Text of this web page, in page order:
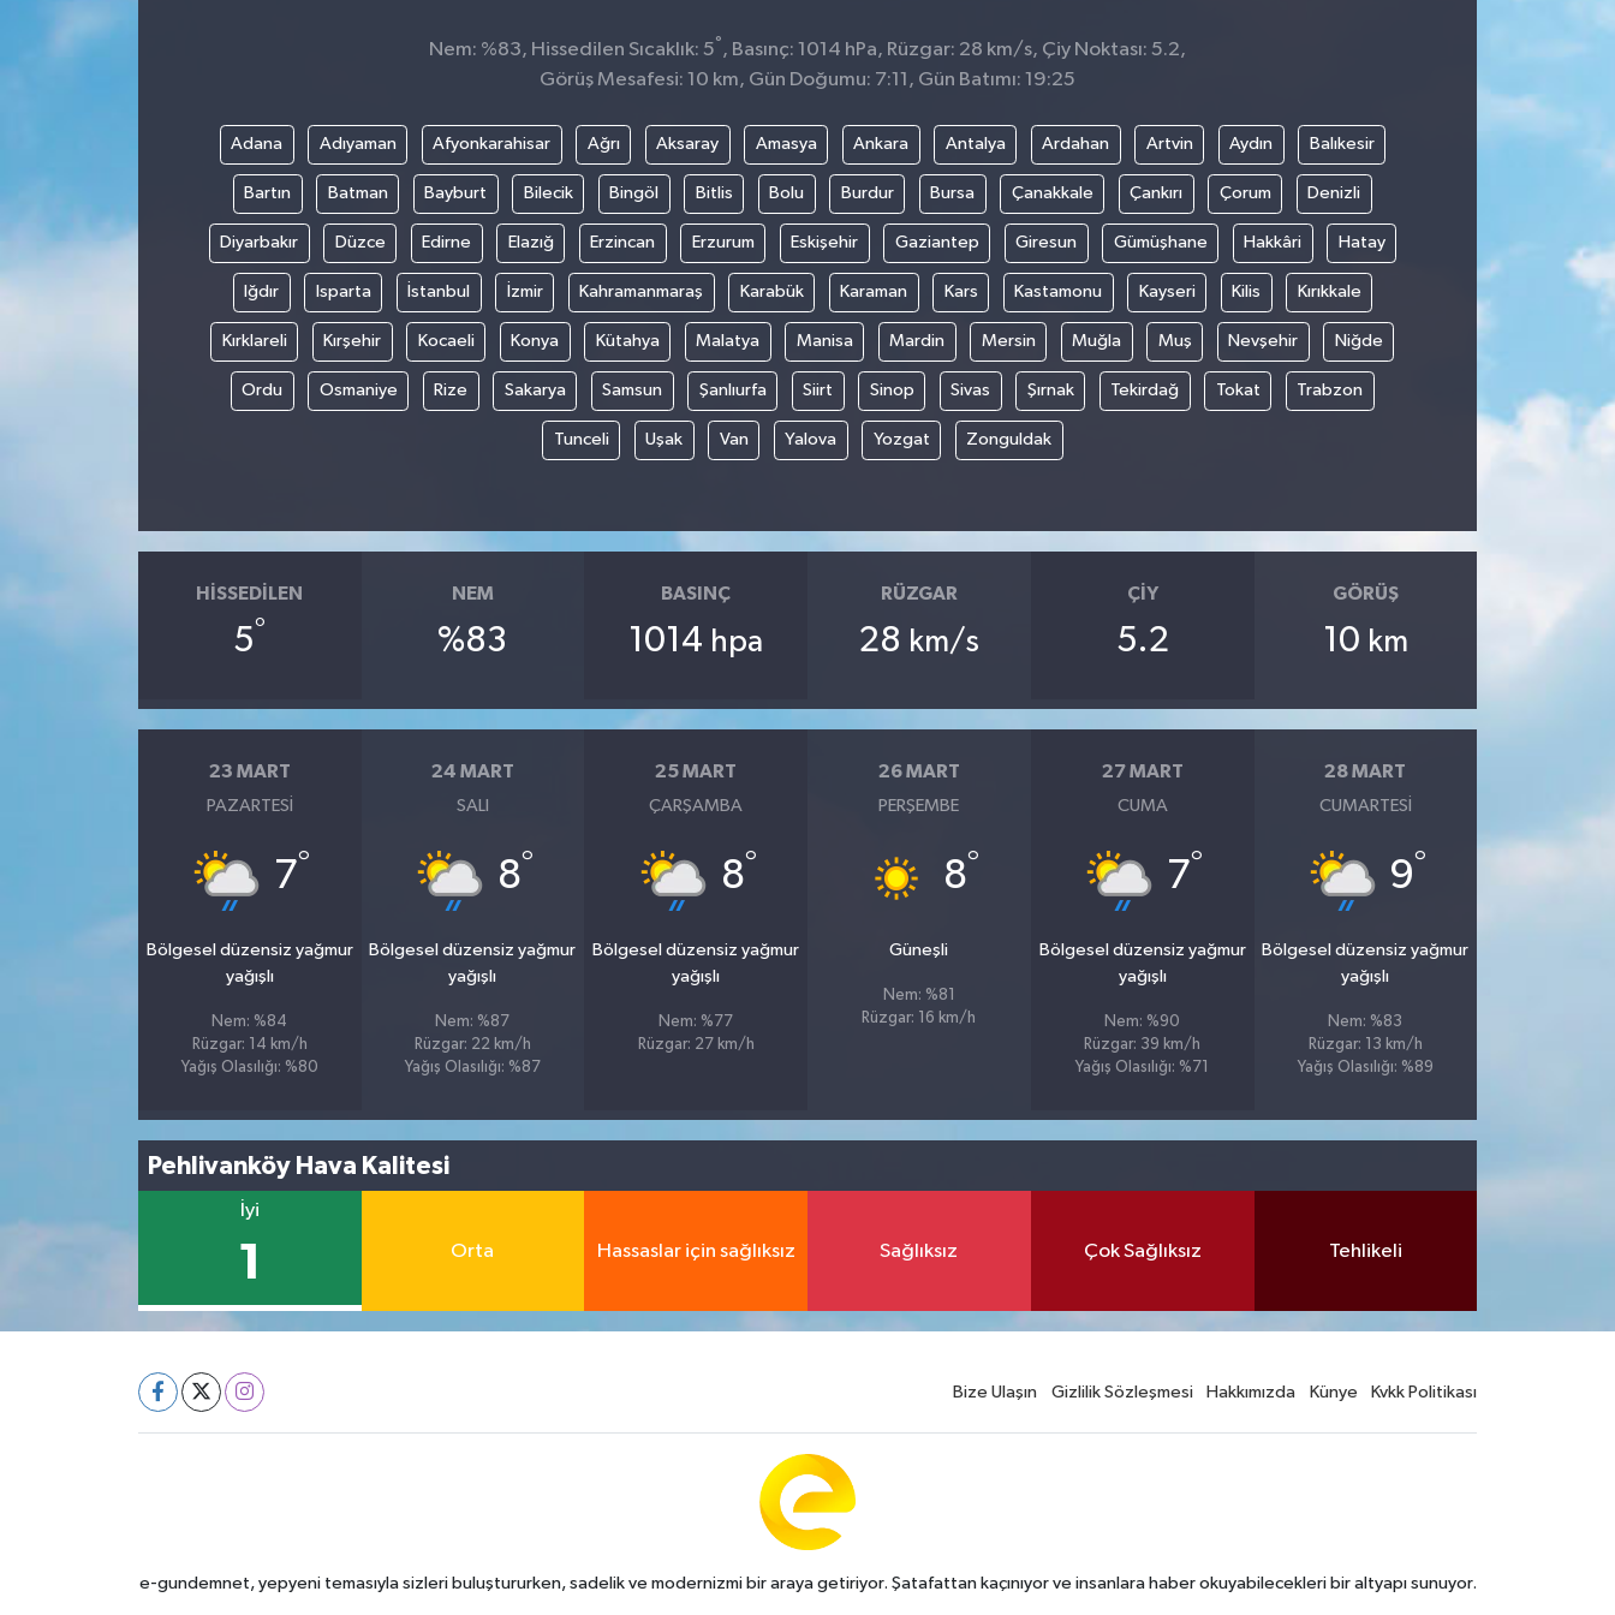
Nem: %83, Hissedilen Sıcaklık: 5° , Basınç: 1014 hPa, Rüzgar: 28 km/s, Çiy Noktası: 5.2,
Görüş Mesafesi: 10 km, Gün Doğumu: 7:11, Gün Batımı: 19:25
Adana Adıyaman Afyonkarahisar Ağrı Aksaray Amasya Ankara Antalya Ardahan Artvin Aydın Balıkesir
Bartın Batman Bayburt Bilecik Bingöl Bitlis Bolu Burdur Bursa Çanakkale Çankırı Çorum Denizli
Diyarbakır Düzce Edirne Elazığ Erzincan Erzurum Eskişehir Gaziantep Giresun Gümüşhane Hakkâri Hatay
Iğdır Isparta İstanbul İzmir Kahramanmaraş Karabük Karaman Kars Kastamonu Kayseri Kilis Kırıkkale
Kırklareli Kırşehir Kocaeli Konya Kütahya Malatya Manisa Mardin Mersin Muğla Muş Nevşehir Niğde
Ordu Osmaniye Rize Sakarya Samsun Şanlıurfa Siirt Sinop Sivas Şırnak Tekirdağ Tokat Trabzon
Tunceli Uşak Van Yalova Yozgat Zonguldak
HISSEDILEN
5°
NEM
%83
BASINÇ
1014 hpa
RÜZGAR
28 km/s
ÇIY
5.2
GÖRÜŞ
10 km
23 MART
PAZARTESI
7°
Bölgesel düzensiz yağmur
yağışlı
Nem: %84
Rüzgar: 14 km/h
Yağış Olasılığı: %80
24 MART
SALI
8°
Bölgesel düzensiz yağmur
yağışlı
Nem: %87
Rüzgar: 22 km/h
Yağış Olasılığı: %87
25 MART
ÇARŞAMBA
8°
Bölgesel düzensiz yağmur
yağışlı
Nem: %77
Rüzgar: 27 km/h
26 MART
PERŞEMBE
8°
Güneşli
Nem: %81
Rüzgar: 16 km/h
27 MART
CUMA
7°
Bölgesel düzensiz yağmur
yağışlı
Nem: %90
Rüzgar: 39 km/h
Yağış Olasılığı: %71
28 MART
CUMARTESI
9°
Bölgesel düzensiz yağmur
yağışlı
Nem: %83
Rüzgar: 13 km/h
Yağış Olasılığı: %89
Pehlivanköy Hava Kalitesi
İyi
1 Orta Hassaslar için sağlıksız Sağlıksız Çok Sağlıksız Tehlikeli
Bize Ulaşın Gizlilik Sözleşmesi Hakkımızda Künye Kvkk Politikası
e-gundemnet, yepyeni temasıyla sizleri buluştururken, sadelik ve modernizmi bir araya getiriyor. Şatafattan kaçınıyor ve insanlara haber okuyabilecekleri bir altyapı sunuyor.